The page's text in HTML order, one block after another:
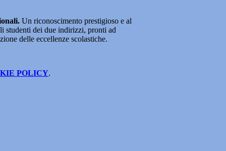
Un riconoscimento prestigioso e al
studenti dei due indirizzi, pronti ad
delle eccellenze scolastiche.
POLICY.